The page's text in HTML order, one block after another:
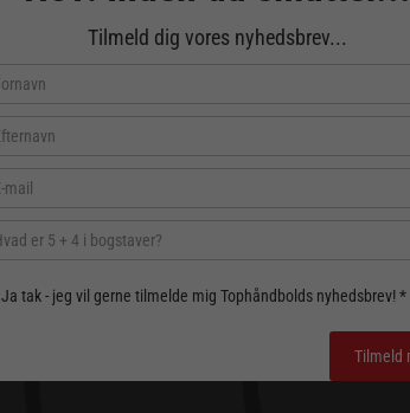
Tilmeld dig vores nyhedsbrev...
Ja tak - jeg vil gerne tilmelde mig Tophåndbolds nyhedsbrev! *